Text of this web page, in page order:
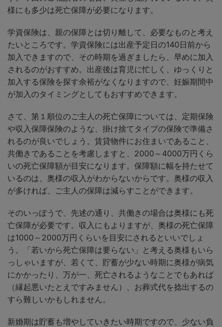
様にも多少は死亡保障が必要になります。
学資保険は、親の保障とは切り離して、必要なものと考え
たいところです。学資保険には出産予定日の140日前から
加入できますので、その時期を過ぎましたら、早めに加入
されるのがおすすめ。出産後は育児に忙しく、ゆっくりと
加入する保険を探す余裕がなくなりますので、妊娠期間中
が加入のタイミングとしてもおすすめできます。
さて、第１順位のご主人の死亡保障については、定期保険
や収入保障保険のような、掛け捨てタイプの保険で準備さ
れるのが良いでしょう。賃貸物件にお住まいであること、
共働きであることを考慮しますと、2000～4000万円くら
いの死亡保障額が目安になります。保障額に幅を持たせて
いるのは、奥様の収入がわからないからです。奥様の収入
が多ければ、ご主人の保障は減らすことができます。
そのいっぽうで、先述の通り、共働きの場合は奥様にも死
亡保障が必要です。収入にもよりますが、奥様の死亡保障
は1000～2000万円くらいを目安にされるといいでしょ
う。「若いから死亡保障は要らない」と考える奥様もいら
っしゃいますが、若くて、貯蓄が少ない時期に奥様が病気
にかかったり、万が一、死亡されるようなことでもあれば
（縁起悪いたとえですみません）、お葬式代を捻出するの
すら難しいかもしれません。
新婚期は貯蓄も増やしていきたい時期ですので、少ない負